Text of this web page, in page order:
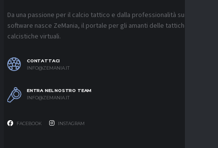
Da una passione per il calcio tattico e dalla professionalità sui
software nasce ZeMania, il portale per gli amanti delle tattiche
calcistiche virtuali.
CONTATTACI
INFO@ZEMANIA.IT
ENTRA NEL NOSTRO TEAM
INFO@ZEMANIA.IT
FACEBOOK INSTAGRAM